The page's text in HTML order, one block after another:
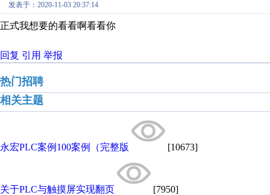
发表于：2020-11-03 20:37:14
正式我想要的看看啊看看你
回复 引用 举报
热门招聘
相关主题
永宏PLC案例100案例（完整版 [10673]
关于PLC与触摸屏实现翻页 [7950]